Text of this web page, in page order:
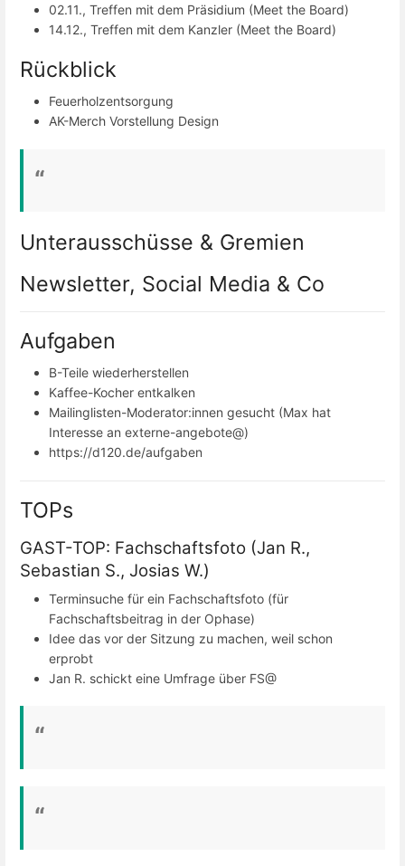
02.11., Treffen mit dem Präsidium (Meet the Board)
14.12., Treffen mit dem Kanzler (Meet the Board)
Rückblick
Feuerholzentsorgung
AK-Merch Vorstellung Design
Unterausschüsse & Gremien
Newsletter, Social Media & Co
Aufgaben
B-Teile wiederherstellen
Kaffee-Kocher entkalken
Mailinglisten-Moderator:innen gesucht (Max hat
Interesse an externe-angebote@)
https://d120.de/aufgaben
TOPs
GAST-TOP: Fachschaftsfoto (Jan R.,
Sebastian S., Josias W.)
Terminsuche für ein Fachschaftsfoto (für
Fachschaftsbeitrag in der Ophase)
Idee das vor der Sitzung zu machen, weil schon
erprobt
Jan R. schickt eine Umfrage über FS@